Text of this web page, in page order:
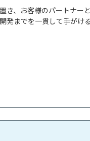
き、お客様のパートナー
発までを一貫して手がけ